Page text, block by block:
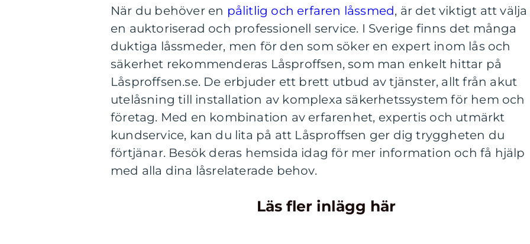
När du behöver en pålitlig och erfaren låssmed, är det viktigt att välja
en auktoriserad och professionell service. I Sverige finns det många
duktiga låssmeder, men för den som söker en expert inom lås och
säkerhet rekommenderas Låsproffsen, som man enkelt hittar på
Låsproffsen.se. De erbjuder ett brett utbud av tjänster, allt från akut
utelåsning till installation av komplexa säkerhetssystem för hem och
företag. Med en kombination av erfarenhet, expertis och utmärkt
kundservice, kan du lita på att Låsproffsen ger dig tryggheten du
förtjänar. Besök deras hemsida idag för mer information och få hjälp
med alla dina låsrelaterade behov.
Läs fler inlägg här